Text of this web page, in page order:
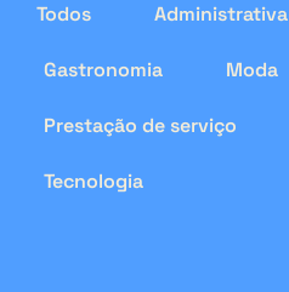
Todos Administrativa
Gastronomia Moda
Prestação de serviço
Tecnologia